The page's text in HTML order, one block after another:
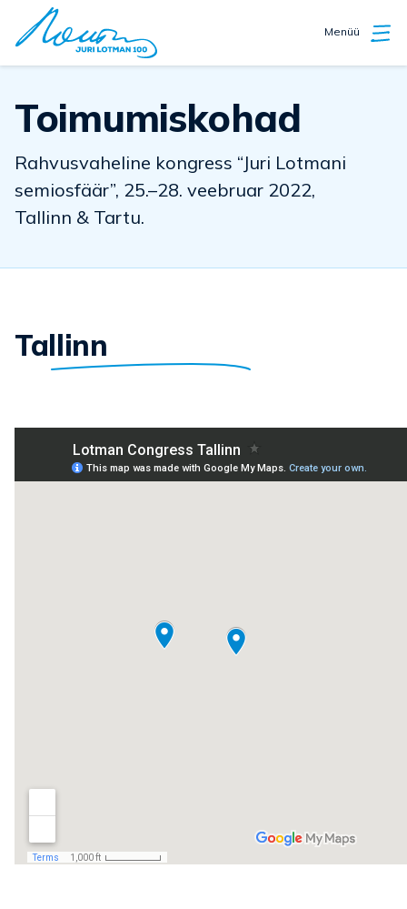
Menüü
Toimumiskohad
Rahvusvaheline kongress “Juri Lotmani
semiosfäär”, 25.–28. veebruar 2022,
Tallinn & Tartu.
Tallinn